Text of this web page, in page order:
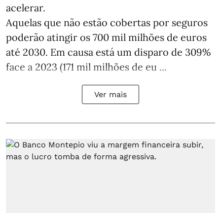
acelerar.
Aquelas que não estão cobertas por seguros
poderão atingir os 700 mil milhões de euros
até 2030. Em causa está um disparo de 309%
face a 2023 (171 mil milhões de eu ...
Ver mais